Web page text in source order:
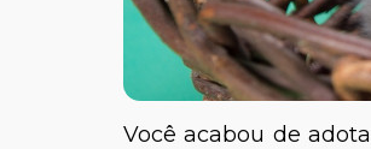
Você acabou de